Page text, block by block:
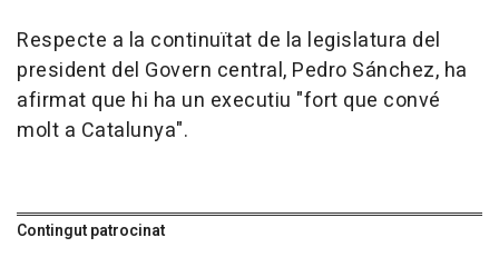
Respecte a la continuïtat de la legislatura del
president del Govern central, Pedro Sánchez, ha
afirmat que hi ha un executiu "fort que convé
molt a Catalunya".
Contingut patrocinat